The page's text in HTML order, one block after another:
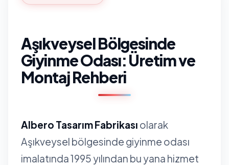
Aşıkveysel Bölgesinde
Giyinme Odası: Üretim ve
Montaj Rehberi
Albero Tasarım Fabrikası olarak
Aşıkveysel bölgesinde giyinme odası
imalatında 1995 yılından bu yana hizmet